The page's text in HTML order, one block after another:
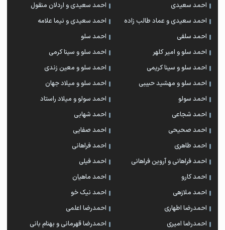
احمد سعیدی
احمد سعیدی و اردلان منقول
احمد سعیدی و عماد طالب زاده
احمد سعیدی و نیما علامه
احمد سلفی
احمد سلو
احمد سلو و امیر کلهر
احمد سلو و سینا کرمی
احمد سلو و سینا کریمی
احمد سلو و معین زندی
احمد سلو و مهشید حبیبی
احمد سلو و میلاد جهان
احمد سولو
احمد سولو و میلاد راستاد
احمد شجاعی
احمد شهابی
احمد صحیحی
احمد صفایی
احمد طاهری
احمد فراهانی
احمد فراهانی و آروین فراهانی
احمد فیلی
احمد کارو
احمد ماهیان
احمد ملازهی
احمد نیک خو
احمدرضا اطهاری
احمدرضا اعلمی
احمدرضا امیری
احمدرضا قهرمانی و بهنام بانی